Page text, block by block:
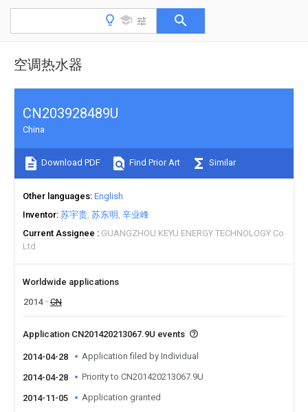
空调热水器
CN203928489U
China
Download PDF Find Prior Art Similar
Other languages English
Inventor 苏宇贵 苏东明 辛业峰
Current Assignee
GUANGZHOU KEYU ENERGY TECHNOLOGY Co
Ltd
Worldwide applications
2014
CN
Application CN201420213067.9U events
2014-04-28 Application filed by Individual
2014-04-28 Priority to CN201420213067.9U
2014-11-05 Application granted